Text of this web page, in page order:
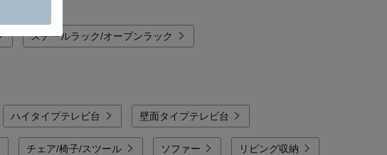
スチールラック/オープンラック
ハイタイプテレビ台 壁面タイプテレビ台
チェア/椅子/スツール ソファー リビング収納